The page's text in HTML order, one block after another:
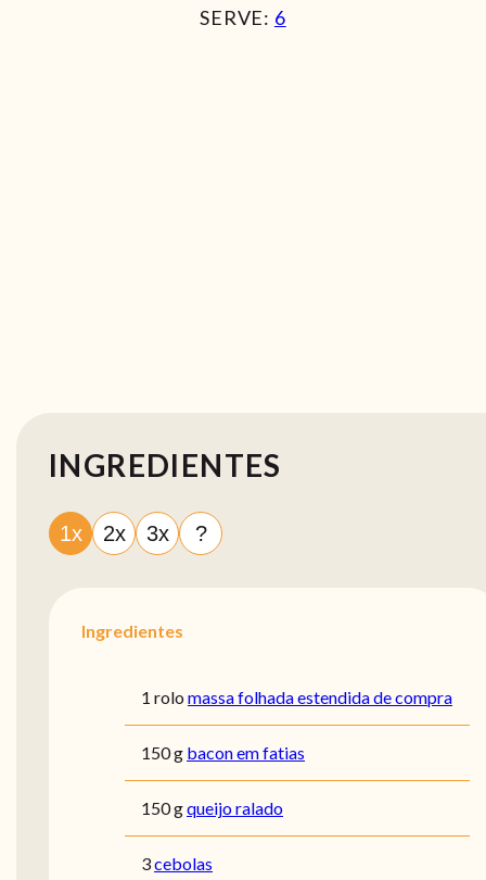
SERVE: 6
INGREDIENTES
1x 2x 3x ?
Ingredientes
1 rolo massa folhada estendida de compra
150 g bacon em fatias
150 gqueijo ralado
3cebolas